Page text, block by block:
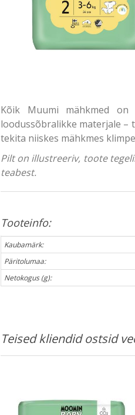
Kõik Muumi mähkmed on
loodussõbralikke materjale –
tekita niiskes mähkmes
Pilt on illustreeriv, toote
teabest.
Tooteinfo:
Kaubamärk:
Päritolumaa:
Netokogus (g):
Teised kliendid ostsid